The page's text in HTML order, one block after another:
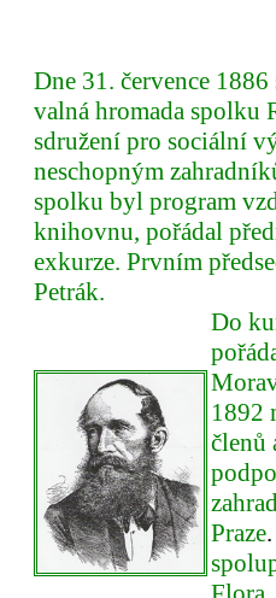
Dne 31. července
valná hromada spolku
sdružení pro sociální
neschopným
spolku byl program
knihovnu, pořádal
exkurze. Prvním
Petrák.
Do
1892
členů
Praze.